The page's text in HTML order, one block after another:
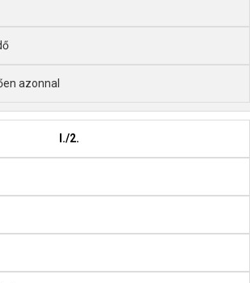
azonnal
I./2.